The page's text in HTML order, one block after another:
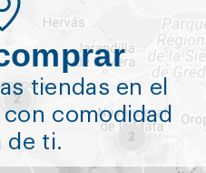
tiendas en el
comodidad
de ti.